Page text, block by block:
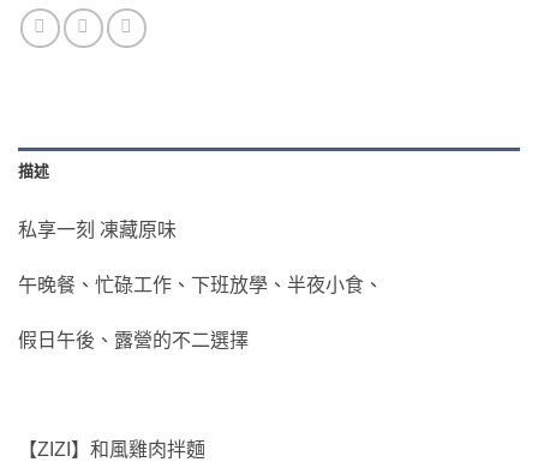
描述
私享一刻 凍藏原味
午晚餐、忙碌工作、下班放學、半夜小食、
假日午後、露營的不二選擇
【ZIZI】和風雞肉拌麵